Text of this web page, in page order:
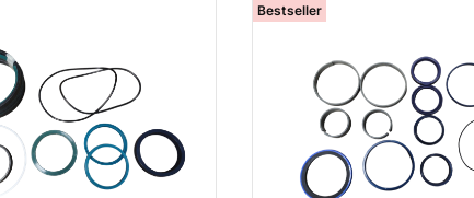
Bestseller